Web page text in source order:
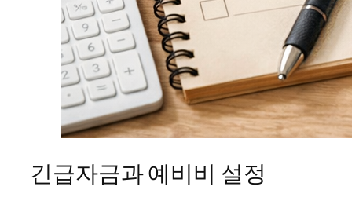
긴급자금과 예비비 설정